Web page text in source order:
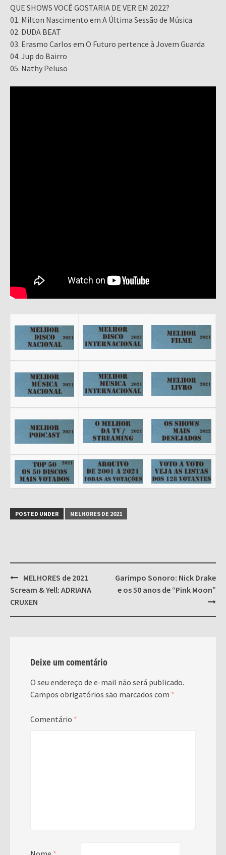
QUE SHOWS VOCÊ GOSTARIA DE VER EM 2022?
01. Milton Nascimento em A Última Sessão de Música
02. DUDA BEAT
03. Erasmo Carlos em O Futuro pertence à Jovem Guarda
04. Jup do Bairro
05. Nathy Peluso
POSTED UNDER MELHORES DE 2021
Post
navigation
MELHORES de 2021
Scream & Yell: ADRIANA
CRUXEN
Garimpo Sonoro: Nick Drake
e os 50 anos de “Pink Moon”
Deixe um comentário
O seu endereço de e-mail não será publicado.
Campos obrigatórios são marcados com *
Comentário *